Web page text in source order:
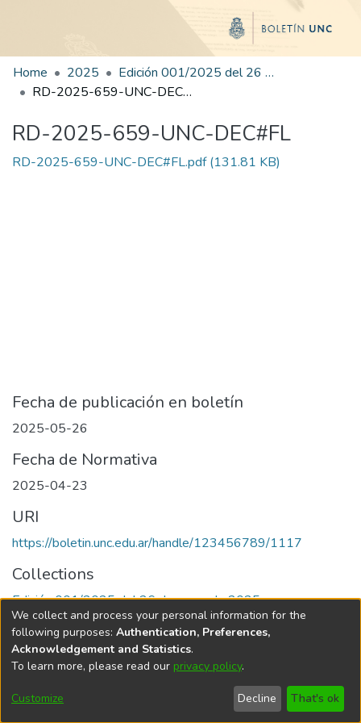
Home 2025
Edición 001/2025 del 26 de mayo de 2025
RD-2025-659-UNC-DEC#FL
RD-2025-659-UNC-DEC#FL
RD-2025-659-UNC-DEC#FL.pdf(131.81 KB)
Fecha de publicación en boletín
2025-05-26
Fecha de Normativa
2025-04-23
URI
https://boletin.unc.edu.ar/handle/123456789/1117
Collections
Edición 001/2025 del 26 de mayo de 2025
Universidad Nacional de Córdoba
We collect and process your personal information for the
following purposes: Authentication, Preferences,
Acknowledgement and Statistics.
To learn more, please read our privacy policy.
Customize Decline That's ok